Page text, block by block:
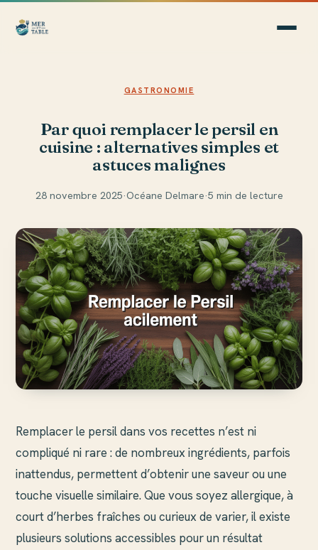
GASTRONOMIE
Par quoi remplacer le persil en
cuisine : alternatives simples et
astuces malignes
28 novembre 2025·Océane Delmare·5 min de lecture
Remplacer le persil dans vos recettes n’est ni
compliqué ni rare : de nombreux ingrédients, parfois
inattendus, permettent d’obtenir une saveur ou une
touche visuelle similaire. Que vous soyez allergique, à
court d’herbes fraîches ou curieux de varier, il existe
plusieurs solutions accessibles pour un résultat